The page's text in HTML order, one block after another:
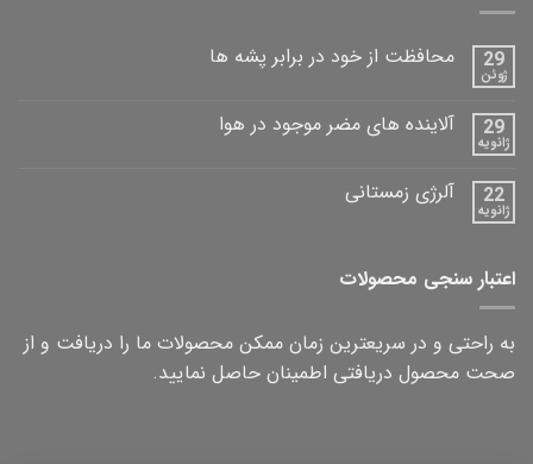
29
ژوئن
محافظت از خود در برابر پشه ها
29
ژانویه
آلاینده های مضر موجود در هوا
22
ژانویه
آلرژی زمستانی
اعتبار سنجی محصولات
به راحتی و در سریعترین زمان ممکن محصولات ما را دریافت و از
صحت محصول دریافتی اطمینان حاصل نمایید.